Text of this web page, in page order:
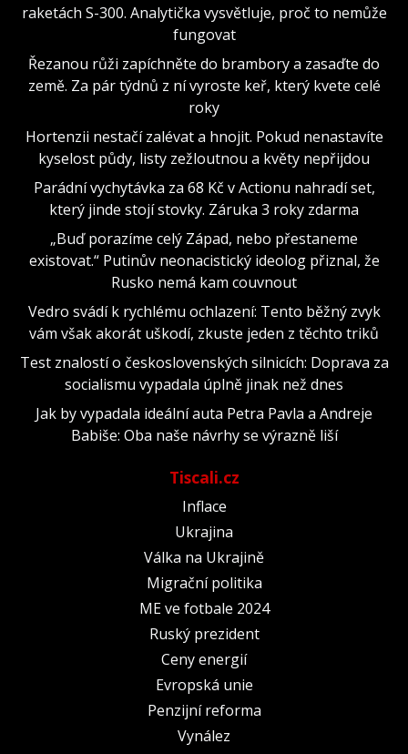
raketách S-300. Analytička vysvětluje, proč to nemůže
fungovat
Řezanou růži zapíchněte do brambory a zasaďte do
země. Za pár týdnů z ní vyroste keř, který kvete celé
roky
Hortenzii nestačí zalévat a hnojit. Pokud nenastavíte
kyselost půdy, listy zežloutnou a květy nepřijdou
Parádní vychytávka za 68 Kč v Actionu nahradí set,
který jinde stojí stovky. Záruka 3 roky zdarma
„Buď porazíme celý Západ, nebo přestaneme
existovat.“ Putinův neonacistický ideolog přiznal, že
Rusko nemá kam couvnout
Vedro svádí k rychlému ochlazení: Tento běžný zvyk
vám však akorát uškodí, zkuste jeden z těchto triků
Test znalostí o československých silnicích: Doprava za
socialismu vypadala úplně jinak než dnes
Jak by vypadala ideální auta Petra Pavla a Andreje
Babiše: Oba naše návrhy se výrazně liší
Tiscali.cz
Inflace
Ukrajina
Válka na Ukrajině
Migrační politika
ME ve fotbale 2024
Ruský prezident
Ceny energií
Evropská unie
Penzijní reforma
Vynález